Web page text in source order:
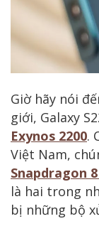
Giờ hãy nói
giới, Galaxy
Exynos 2200.
Việt Nam,
Snapdragon 8
là hai trong
bị những bộ